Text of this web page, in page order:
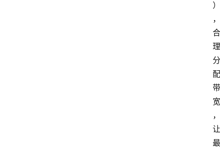
）
，
合
理
分
配
带
宽
，
让
最